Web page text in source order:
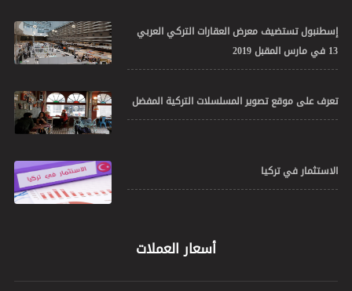
إسطنبول تستضيف معرض العقارات التركي العربي
13 في مارس المقبل 2019
تعرف على موقع تصوير المسلسلات التركية المفضل
الاستثمار في تركيا
أسعار العملات